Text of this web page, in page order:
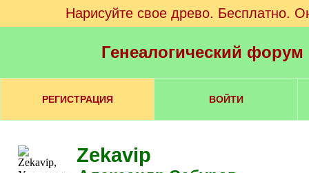
Нарисуйте свое древо. Бесплатно.
Генеалогический
РЕГИСТРАЦИЯ ВОЙТИ
Zekavip